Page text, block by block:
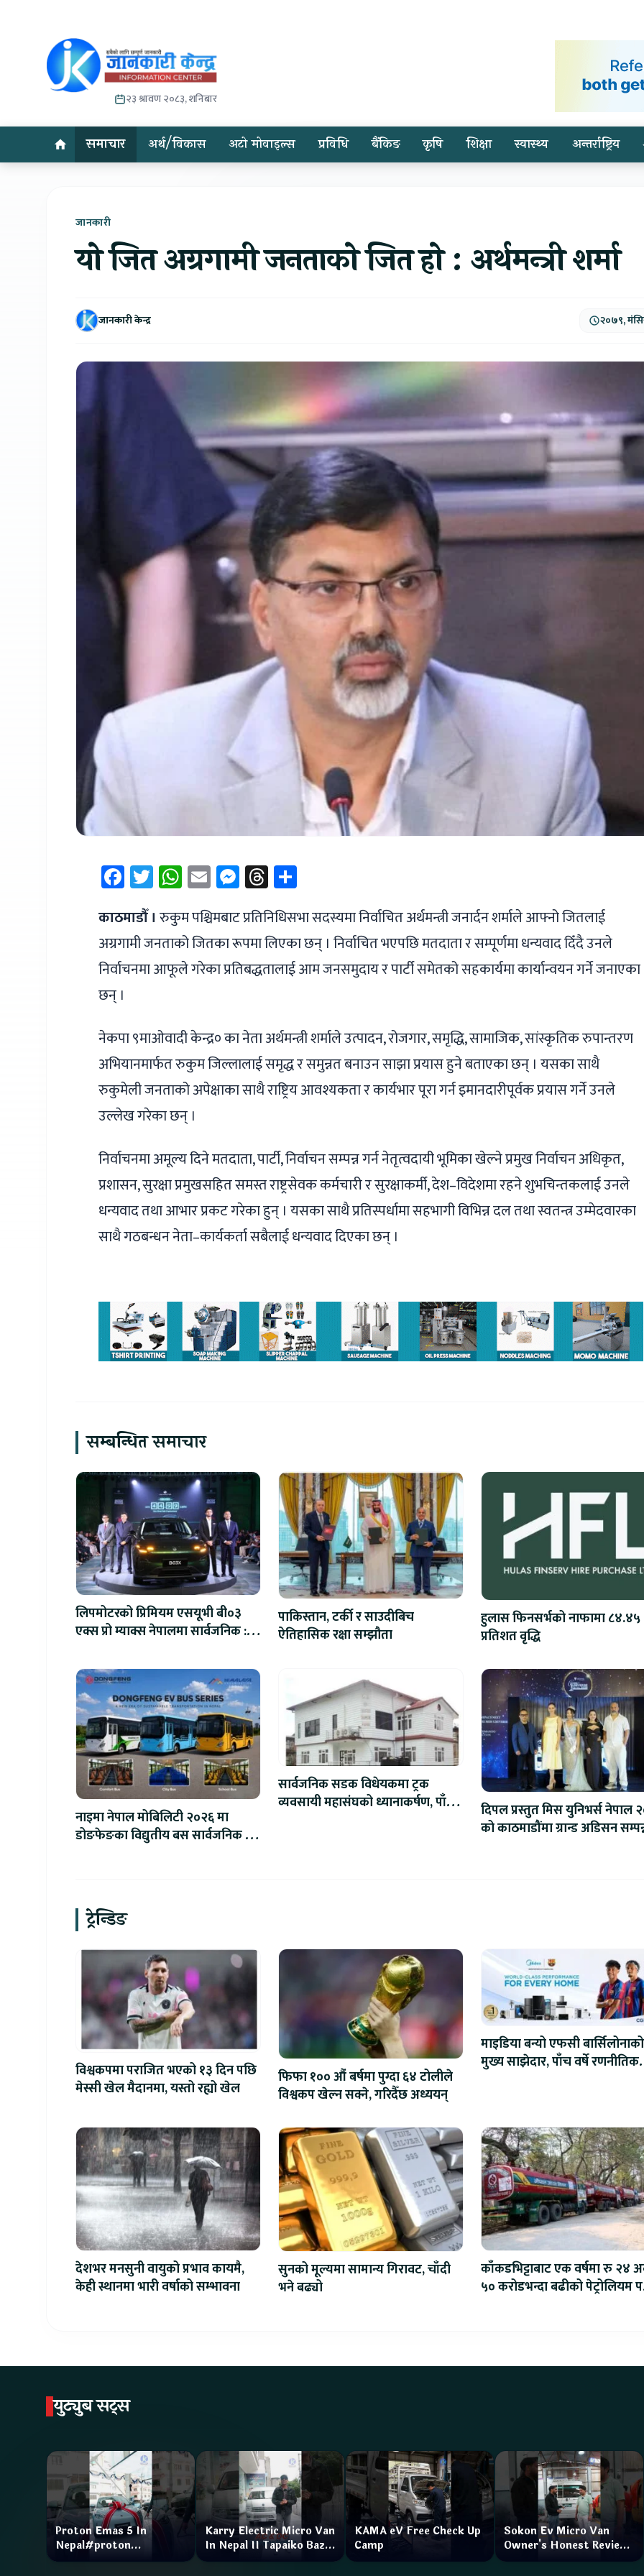
२३ श्रावण २०८३, शनिबार
समाचार अर्थ/विकास अटो मोवाइल्स प्रविधि बैंकिङ कृषि शिक्षा स्वास्थ्य अन्तर्राष्ट्रिय
जानकारी
यो जित अग्रगामी जनताको जित हो : अर्थमन्त्री शर्मा
जानकारी केन्द्र २०७९,
Facebook
Twitter
WhatsApp
EmailMessenger
Threads
काठमाडौँ । रुकुम पश्चिमबाट प्रतिनिधिसभा सदस्यमा निर्वाचित अर्थमन्त्री जनार्दन शर्माले आफ्नो जितलाई
अग्रगामी जनताको जितका रूपमा लिएका छन् । निर्वाचित भएपछि मतदाता र सम्पूर्णमा धन्यवाद दिँदै उनले
निर्वाचनमा आफूले गरेका प्रतिबद्धतालाई आम जनसमुदाय र पार्टी समेतको सहकार्यमा कार्यान्वयन गर्ने जनाएका
छन् ।
नेकपा ९माओवादी केन्द्र० का नेता अर्थमन्त्री शर्माले उत्पादन, रोजगार, समृद्धि, सामाजिक, सांस्कृतिक रुपान्तरण
अभियानमार्फत रुकुम जिल्लालाई समृद्ध र समुन्नत बनाउन साझा प्रयास हुने बताएका छन् । यसका साथै
रुकुमेली जनताको अपेक्षाका साथै राष्ट्रिय आवश्यकता र कार्यभार पूरा गर्न इमानदारीपूर्वक प्रयास गर्ने उनले
उल्लेख गरेका छन् ।
निर्वाचनमा अमूल्य दिने मतदाता, पार्टी, निर्वाचन सम्पन्न गर्न नेतृत्वदायी भूमिका खेल्ने प्रमुख निर्वाचन अधिकृत,
प्रशासन, सुरक्षा प्रमुखसहित समस्त राष्ट्रसेवक कर्मचारी र सुरक्षाकर्मी, देश–विदेशमा रहने शुभचिन्तकलाई उनले
धन्यवाद तथा आभार प्रकट गरेका हुन् । यसका साथै प्रतिस्पर्धामा सहभागी विभिन्न दल तथा स्वतन्त्र उम्मेदवारका
साथै गठबन्धन नेता–कार्यकर्ता सबैलाई धन्यवाद दिएका छन् ।
सम्बन्धित समाचार
लिपमोटरको प्रिमियम एसयूभी बी०३
एक्स प्रो म्याक्स नेपालमा सार्वजनिक :
लाखको विशेष अफर
पाकिस्तान, टर्की र साउदीबिच
ऐतिहासिक रक्षा सम्झौता
हुलास फिनसर्भको नाफामा ८४.४५
प्रतिशत वृद्धि
नाइमा नेपाल मोबिलिटी २०२६ मा
डोङफेङका विद्युतीय बस सार्वजनिक हुने
सार्वजनिक सडक विधेयकमा ट्रक
व्यवसायी महासंघको ध्यानाकर्षण, पाँच
दिपल प्रस्तुत मिस युनिभर्स नेपाल
को काठमाडौंमा ग्रान्ड अडिसन
ट्रेन्डिङ
विश्वकपमा पराजित भएको १३ दिन पछि
मेस्सी खेल मैदानमा, यस्तो रह्यो खेल
फिफा १०० औं बर्षमा पुग्दा ६४ टोलीले
विश्वकप खेल्न सक्ने, गरिदैँछ अध्ययन्
माइडिया बन्यो एफसी बार्सिलोनाको
मुख्य साझेदार, पाँच वर्षे रणनीतिक
देशभर मनसुनी वायुको प्रभाव कायमै,
केही स्थानमा भारी वर्षाको सम्भावना
सुनको मूल्यमा सामान्य गिरावट, चाँदी
भने बढ्यो
काँकडभिट्टाबाट एक वर्षमा रु २४
५० करोडभन्दा बढीको पेट्रोलियम
युट्युब सट्स
Proton Emas 5 In
Nepal#proton
#protonemas5#protonnepal#evcarnepal
Karry Electric Micro Van
In Nepal II Tapaiko Bazar
II Jankari Kendra
KAMA eV Free Check Up
Camp
Sokon Ev Micro Van
Owner's Honest Review
How is the service?